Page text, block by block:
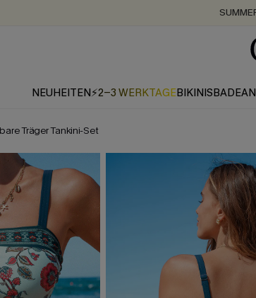
ZUM
NEUHEITEN⚡2-3 WERKTAGEBIKINIS
Träger Tankini-Set